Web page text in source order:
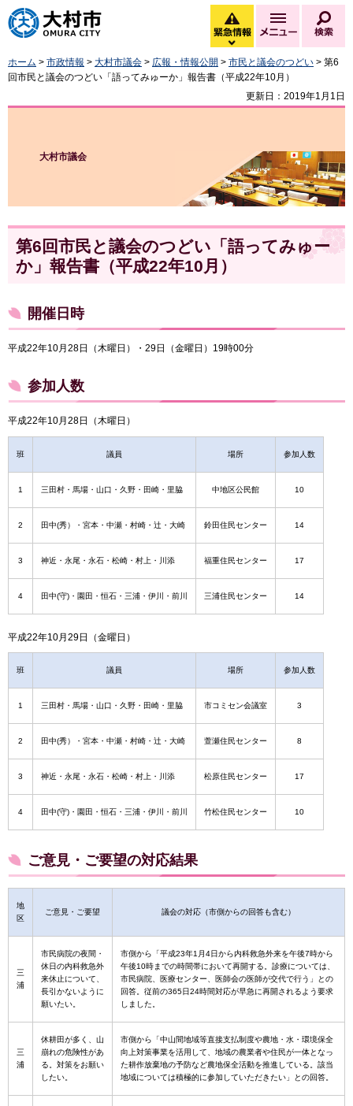
大村市
緊急情報
緊急情報を開く
メニュー
ホーム > 市政情報 > 大村市議会 > 広報・情報公開 > 市民と議会のつどい > 第6
回市民と議会のつどい「語ってみゅーか」報告書（平成22年10月）
更新日：2019年1月1日
大村市議会
第6回市民と議会のつどい「語ってみゅー
か」報告書（平成22年10月）
開催日時
平成22年10月28日（木曜日）・29日（金曜日）19時00分
参加人数
平成22年10月28日（木曜日）
班 議員 場所 参加人数
1 三田村・馬場・山口・久野・田崎・里脇 中地区公民館 10
2 田中(秀）・宮本・中瀬・村崎・辻・大崎 鈴田住民センター 14
3 神近・永尾・永石・松崎・村上・川添 福重住民センター 17
4 田中(守)・園田・恒石・三浦・伊川・前川 三浦住民センター 14
平成22年10月29日（金曜日）
班 議員 場所 参加人数
1 三田村・馬場・山口・久野・田崎・里脇 市コミセン会議室 3
2 田中(秀）・宮本・中瀬・村崎・辻・大崎 萱瀬住民センター 8
3 神近・永尾・永石・松崎・村上・川添 松原住民センター 17
4 田中(守)・園田・恒石・三浦・伊川・前川 竹松住民センター 10
ご意見・ご要望の対応結果
地
区
ご意見・ご要望 議会の対応（市側からの回答も含む）
三
浦
市民病院の夜間・
休日の内科救急外
来休止について、
長引かないように
願いたい。
市側から「平成23年1月4日から内科救急外来を午後7時から
午後10時までの時間帯において再開する。診療については、
市民病院、医療センター、医師会の医師が交代で行う」との
回答。従前の365日24時間対応が早急に再開されるよう要求
しました。
三
浦
休耕田が多く、山
崩れの危険性があ
る。対策をお願い
したい。
市側から「中山間地域等直接支払制度や農地・水・環境保全
向上対策事業を活用して、地域の農業者や住民が一体となっ
た耕作放棄地の予防など農地保全活動を推進している。該当
地域については積極的に参加していただきたい」との回答。